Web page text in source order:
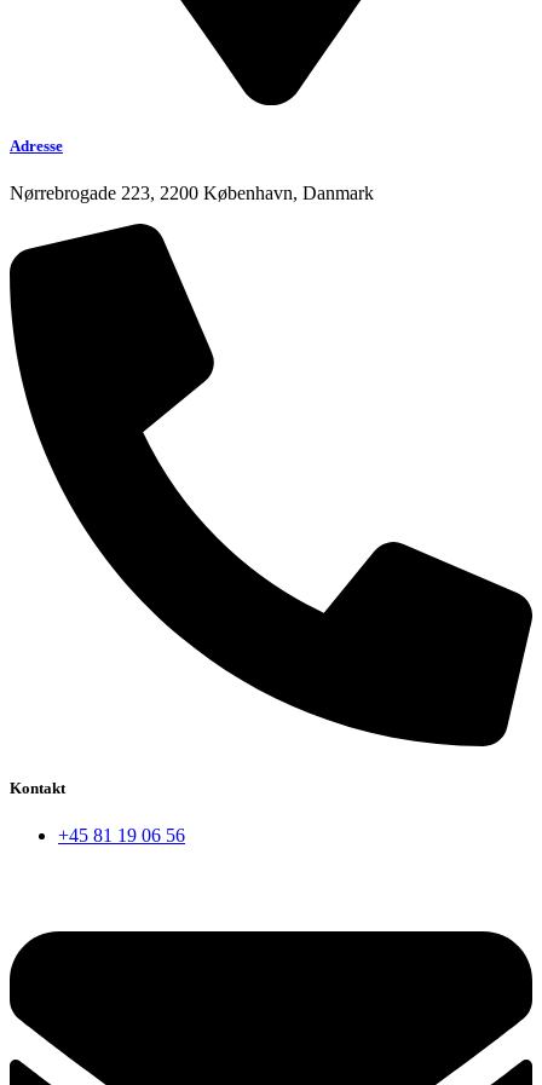
Adresse
Nørrebrogade 223, 2200 København, Danmark
Kontakt
+45 81 19 06 56